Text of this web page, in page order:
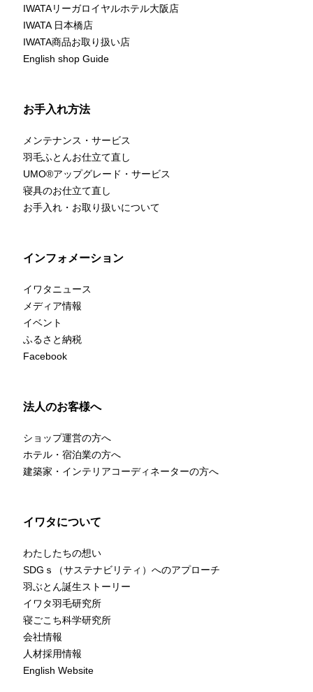
IWATAリーガロイヤルホテル大阪店
IWATA 日本橋店
IWATA商品お取り扱い店
English shop Guide
お手入れ方法
メンテナンス・サービス
羽毛ふとんお仕立て直し
UMO®アップグレード・サービス
寝具のお仕立て直し
お手入れ・お取り扱いについて
インフォメーション
イワタニュース
メディア情報
イベント
ふるさと納税
Facebook
法人のお客様へ
ショップ運営の方へ
ホテル・宿泊業の方へ
建築家・インテリアコーディネーターの方へ
イワタについて
わたしたちの想い
SDGｓ（サステナビリティ）へのアプローチ
羽ぶとん誕生ストーリー
イワタ羽毛研究所
寝ごこち科学研究所
会社情報
人材採用情報
English Website